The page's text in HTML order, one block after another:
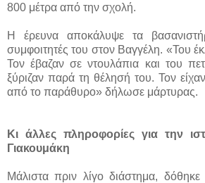
800 μέτρα από την σχολή.
Η έρευνα αποκάλυψε τα
συμφοιτητές του στον Βαγγέλη. «Του
Τον έβαζαν σε ντουλάπια και του
ξύριζαν παρά τη θέλησή του. Τον
από το παράθυρο» δήλωσε μάρτυρας.
Κι άλλες πληροφορίες για την
Γιακουμάκη
Μάλιστα πριν λίγο διάστημα,